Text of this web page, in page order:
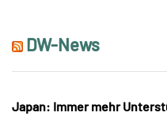
DW-News
Japan: Immer mehr